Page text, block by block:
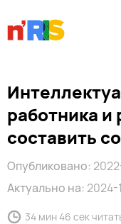
работника и
составить
Опубликовано:
Актуально на: 2024-
34 мин 46 сек